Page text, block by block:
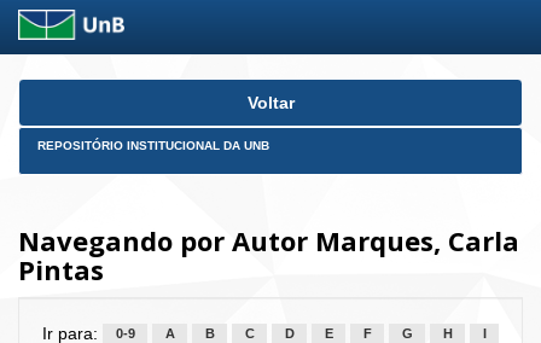
Skip
Voltar
REPOSITÓRIO INSTITUCIONAL DA UNB
Navegando por Autor Marques, Carla
Pintas
Ir para: 0-9 A B C D E F G H